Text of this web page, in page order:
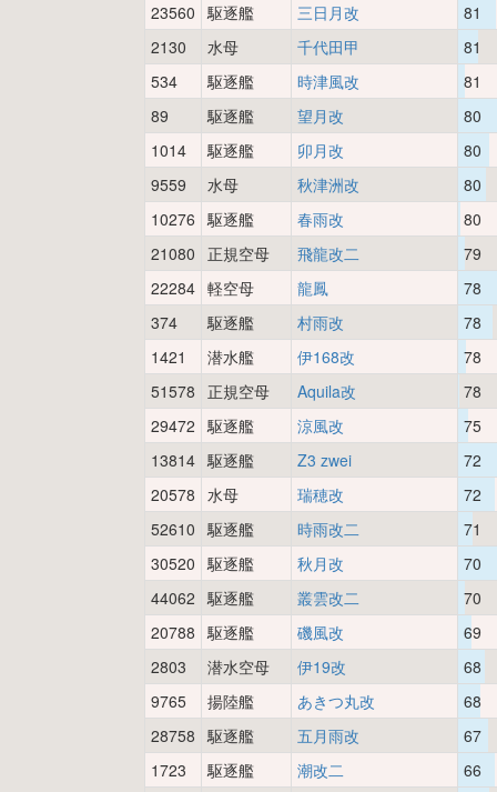
23560 駆逐艦 三日月改
81
2130
水母 千代田甲
81
534
駆逐艦 時津風改
81
89
駆逐艦 望月改
80
1014
駆逐艦 卯月改
80
9559
水母 秋津洲改
80
10276 駆逐艦 春雨改
80
21080
正規空母 飛龍改二
79
22284 軽空母 龍鳳
78
374
駆逐艦 村雨改
78
1421
潜水艦 伊168改
78
51578
正規空母 Aquila改
78
29472 駆逐艦 涼風改
75
13814 駆逐艦 Z3 zwei
72
20578 水母 瑞穂改
72
52610 駆逐艦 時雨改二
71
30520 駆逐艦 秋月改
70
44062 駆逐艦 叢雲改二
70
20788 駆逐艦 磯風改
69
2803
潜水空母 伊19改
68
9765
揚陸艦 あきつ丸改
68
28758 駆逐艦 五月雨改
67
1723
駆逐艦 潮改二
66